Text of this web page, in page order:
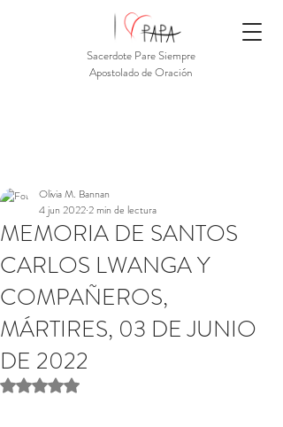
Sacerdote Pare Siempre
Apostolado de Oración
MEMORIA DE SANTOS
CARLOS LWANGA Y
COMPAÑEROS,
MÁRTIRES, 03 DE JUNIO
DE 2022
Olivia M. Bannan
4 jun 20222 min de lectura
Obtuvo NaN de 5 estrellas.